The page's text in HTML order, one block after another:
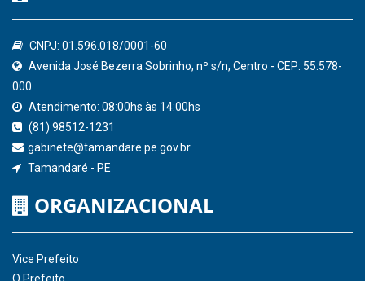
Confederação Nacional de Municípios - CNM
QEdu
Consultar Convênios
Receber Informações sobre novos Repasses
Hora:06:01/ Domingo ,09 de agosto de
2026
INSTITUCIONAL